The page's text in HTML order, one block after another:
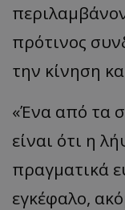
πρότινος
την κίνηση
«Ένα από τα
είναι ότι η
πραγματικά
εγκέφαλο,